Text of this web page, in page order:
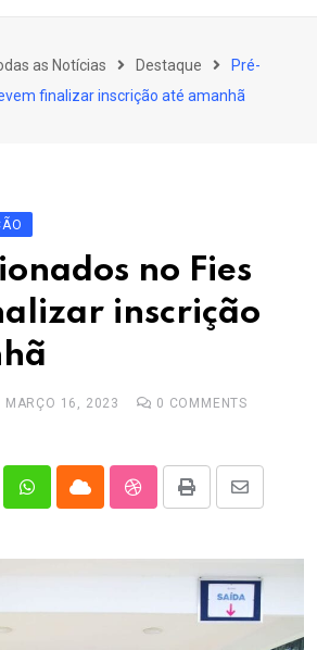
as Notícias Destaque
Pré-
finalizar inscrição até amanhã
no Fies
inscrição
MARÇO 16, 2023 0 COMMENTS
WhatsappCloud StumbleUpon
Print
Share
Email